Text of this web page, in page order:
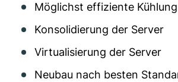
Möglichst effiziente Kühlung
Konsolidierung der Server
Virtualisierung der Server
Neubau nach besten